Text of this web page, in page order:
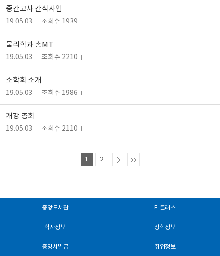
중간고사 간식사업
19.05.03 조회수 1939
물리학과 총MT
19.05.03 조회수 2210
소학회 소개
19.05.03 조회수 1986
개강 총회
19.05.03 조회수 2110
1 2
중앙도서관 E-클래스
학사정보 장학정보
증명서발급 취업정보